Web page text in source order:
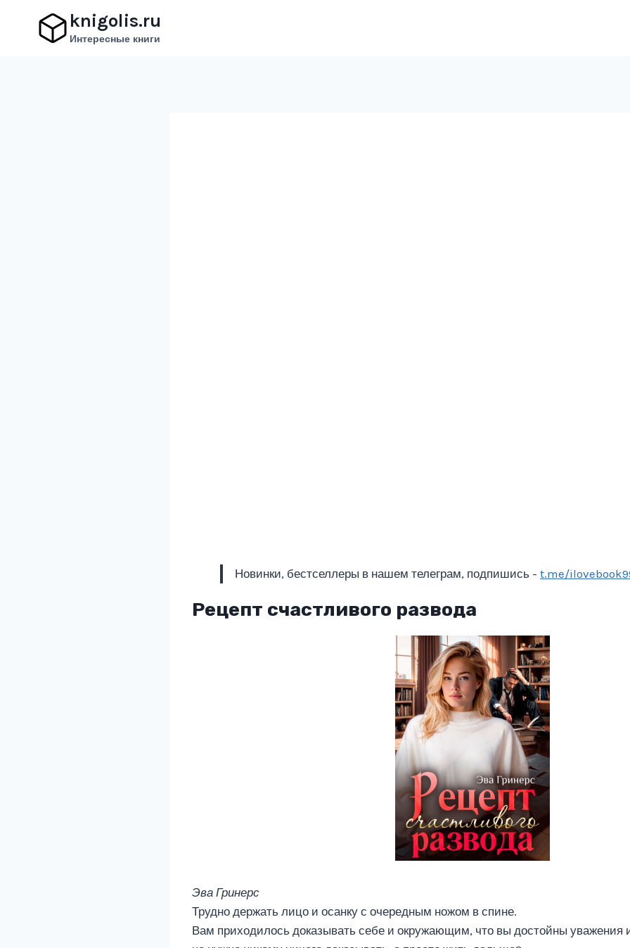
содержимому
knigolis.ru
Интересные книги
Новинки, бестселлеры в нашем телеграм, подпишись - t.me/
Рецепт счастливого развода
Эва Гринерс
Трудно держать лицо и осанку с очередным ножом в спине.
Вам приходилось доказывать себе и окружающим, что вы достойны уважения